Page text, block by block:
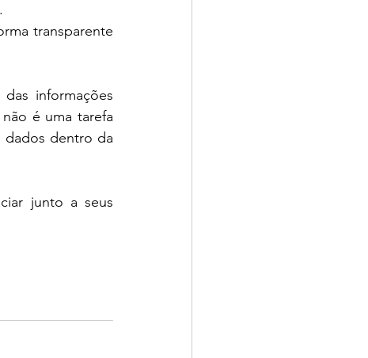
transparente
informações
é uma tarefa
dados dentro da
junto a seus